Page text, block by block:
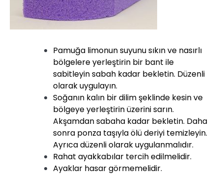
Pamuğa limonun suyunu sıkın ve nasırlı
bölgelere yerleştirin bir bant ile
sabitleyin sabah kadar bekletin. Düzenli
olarak uygulayın.
Soğanın kalın bir dilim şeklinde kesin ve
bölgeye yerleştirin üzerini sarın.
Akşamdan sabaha kadar bekletin. Daha
sonra ponza taşıyla ölü deriyi temizleyin.
Ayrıca düzenli olarak uygulanmalıdır.
Rahat ayakkabılar tercih edilmelidir.
Ayaklar hasar görmemelidir.